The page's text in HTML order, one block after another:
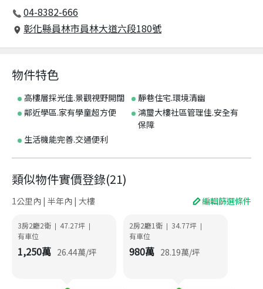
04-8382-666
彰化縣員林市員林大道六段180號
物件特色
高樓層採光佳.景觀視野開闊
靜巷住宅.環境清幽
鄰近學區.家有學童超方便
鴻璽大樓社區管理佳.安全有
保障
生活機能完善.交通便利
類似物件實價登錄(21)
1公里內 | 半年內 | 大樓 編輯篩選條件
3房2廳2衛 | 47.27坪 |
有車位
1,250萬 26.44萬/坪
2房2廳1衛 | 34.77坪 |
有車位
980萬 28.19萬/坪